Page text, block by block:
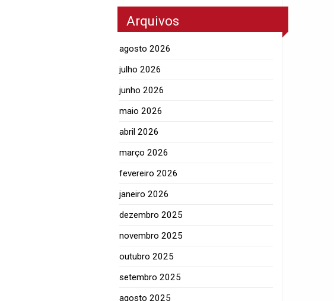
Arquivos
agosto 2026
julho 2026
junho 2026
maio 2026
abril 2026
março 2026
fevereiro 2026
janeiro 2026
dezembro 2025
novembro 2025
outubro 2025
setembro 2025
agosto 2025